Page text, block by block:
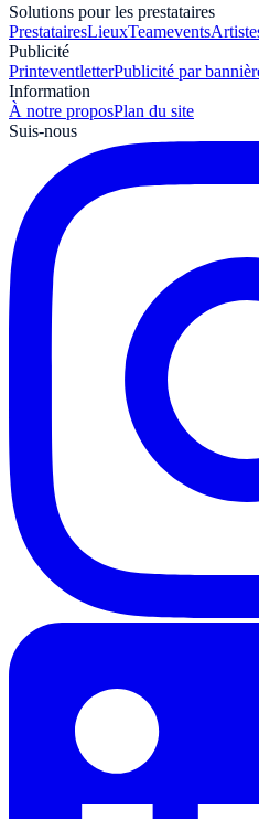
Solutions pour les prestataires
PrestatairesLieuxTeamevents
Publicité
PrinteventletterPublicité par
Information
À notre proposPlan du site
Suis-nous